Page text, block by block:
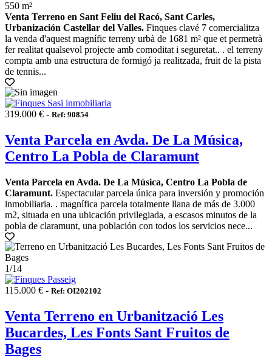
550 m²
Venta Terreno en Sant Feliu del Racó, Sant Carles,
Urbanización Castellar del Valles. Finques clavé 7 comercialitza
la venda d'aquest magnífic terreny urbà de 1681 m² que et permetrà
fer realitat qualsevol projecte amb comoditat i seguretat.. . el terreny
compta amb una estructura de formigó ja realitzada, fruit de la pista
de tennis...
319.000 € - Ref: 90854
Venta Parcela en Avda. De La Música,
Centro La Pobla de Claramunt
Venta Parcela en Avda. De La Música, Centro La Pobla de
Claramunt. Espectacular parcela única para inversión y promoción
inmobiliaria. . magnífica parcela totalmente llana de más de 3.000
m2, situada en una ubicación privilegiada, a escasos minutos de la
pobla de claramunt, una población con todos los servicios nece...
1/14
115.000 € - Ref: OI202102
Venta Terreno en Urbanització Les
Bucardes, Les Fonts Sant Fruitos de
Bages